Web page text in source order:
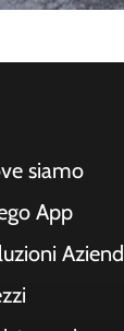
siamo
App